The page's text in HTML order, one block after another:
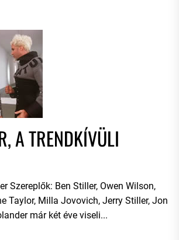
A TRENDKÍVÜLI
Szereplők: Ben Stiller, Owen Wilson,
Taylor, Milla Jovovich, Jerry Stiller, Jon
már két éve viseli...